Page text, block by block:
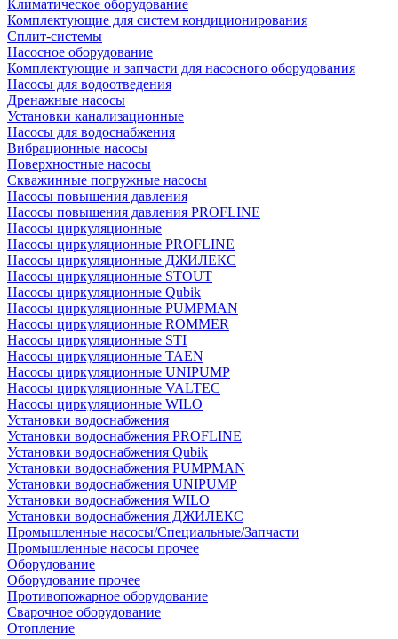
Климатическое оборудование
Комплектующие для систем кондиционирования
Сплит-системы
Насосное оборудование
Комплектующие и запчасти для насосного оборудования
Насосы для водоотведения
Дренажные насосы
Установки канализационные
Насосы для водоснабжения
Вибрационные насосы
Поверхностные насосы
Скважинные погружные насосы
Насосы повышения давления
Насосы повышения давления PROFLINE
Насосы циркуляционные
Насосы циркуляционные PROFLINE
Насосы циркуляционные ДЖИЛЕКС
Насосы циркуляционные STOUT
Насосы циркуляционные Qubik
Насосы циркуляционные PUMPMAN
Насосы циркуляционные ROMMER
Насосы циркуляционные STI
Насосы циркуляционные TAEN
Насосы циркуляционные UNIPUMP
Насосы циркуляционные VALTEC
Насосы циркуляционные WILO
Установки водоснабжения
Установки водоснабжения PROFLINE
Установки водоснабжения Qubik
Установки водоснабжения PUMPMAN
Установки водоснабжения UNIPUMP
Установки водоснабжения WILO
Установки водоснабжения ДЖИЛЕКС
Промышленные насосы/Специальные/Запчасти
Промышленные насосы прочее
Оборудование
Оборудование прочее
Противопожарное оборудование
Сварочное оборудование
Отопление